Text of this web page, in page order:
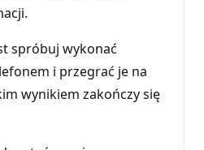
spróbuj wykonać
i przegrać je na
wynikiem zakończy się